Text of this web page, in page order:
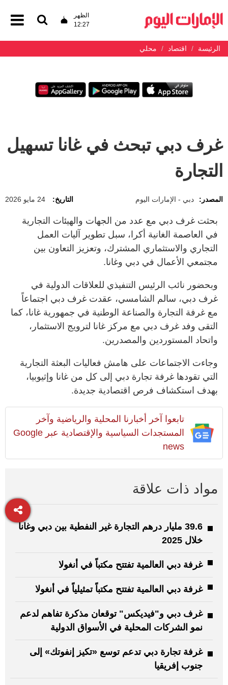
الظهر
12:27
الرئيسة اقتصاد محلي
غرف دبي تبحث في غانا تسهيل
التجارة
المصدر: دبي - الإمارات اليوم التاريخ: 24 مايو 2026
بحثت غرف دبي مع عدد من الجهات والهيئات التجارية
في العاصمة الغانية أكرا، سبل تطوير آليات العمل
التجاري والاستثماري المشترك، وتعزيز التعاون بين
مجتمعي الأعمال في دبي وغانا.
وبحضور نائب الرئيس التنفيذي للعلاقات الدولية في
غرف دبي، سالم الشامسي، عقدت غرف دبي اجتماعاً
مع غرفة التجارة والصناعة الوطنية في جمهورية غانا، كما
التقى وفد غرف دبي مع مركز غانا لترويج الاستثمار،
واتحاد المستوردين والمصدرين.
وجاءت الاجتماعات على هامش فعاليات البعثة التجارية
التي تقودها غرفة تجارة دبي إلى كل من غانا وإثيوبيا،
بهدف استكشاف فرص اقتصادية جديدة.
تابعوا آخر أخبارنا المحلية والرياضية وآخر
المستجدات السياسية والإقتصادية عبر Google
news
مواد ذات علاقة
39.6 مليار درهم التجارة غير النفطية بين دبي وغانا
خلال 2025
غرفة دبي العالمية تفتتح مكتباً في أنغولا
غرفة دبي العالمية تفتتح مكتباً تمثيلياً في أنغولا
غرف دبي و"فيديكس" توقعان مذكرة تفاهم لدعم
نمو الشركات المحلية في الأسواق الدولية
غرفة تجارة دبي تدعم توسع «تكيز إنفوتك» إلى
جنوب إفريقيا